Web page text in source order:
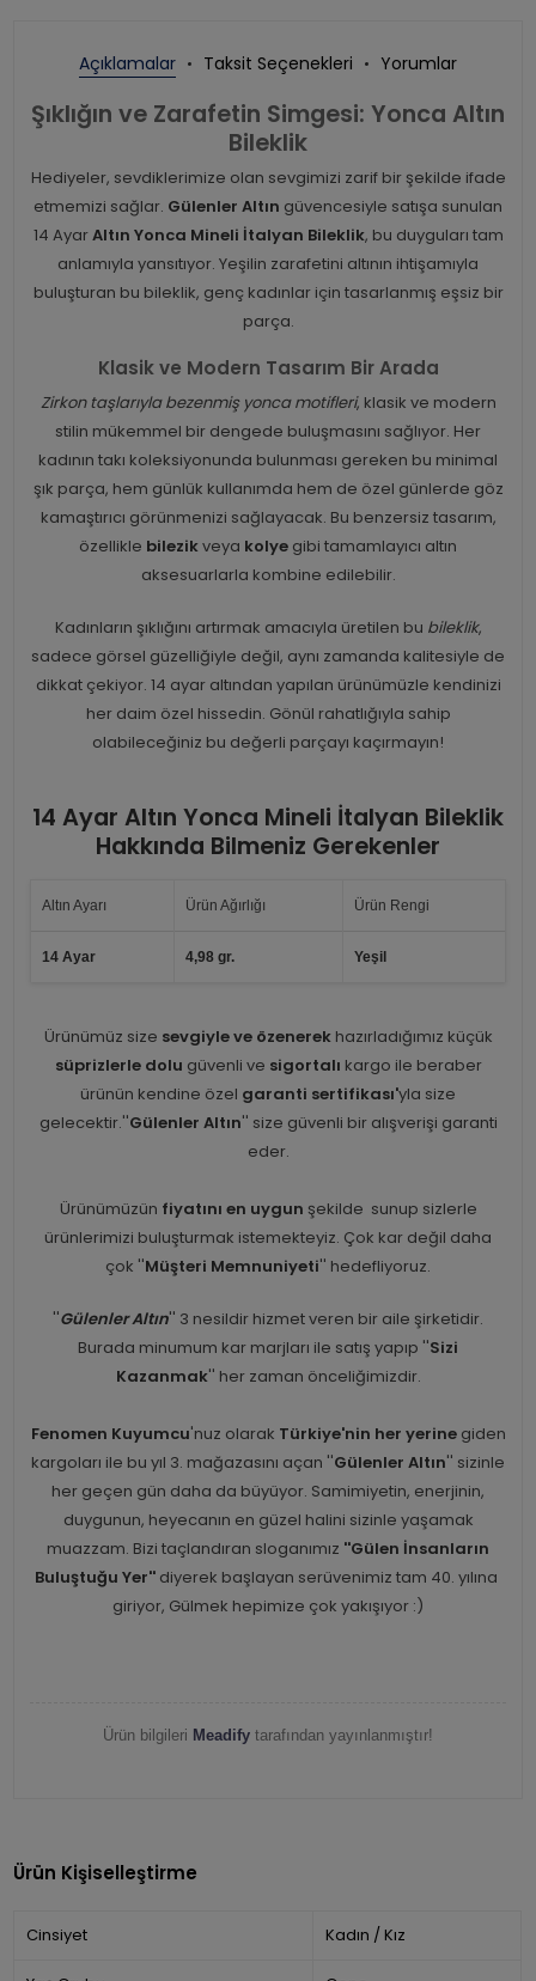
Açıklamalar Taksit Seçenekleri Yorumlar
Şıklığın ve Zarafetin Simgesi: Yonca Altın
Bileklik
Hediyeler, sevdiklerimize olan sevgimizi zarif bir şekilde ifade
etmemizi sağlar. Gülenler Altın güvencesiyle satışa sunulan
14 AyarAltın Yonca Mineli İtalyan Bileklik, bu duyguları tam
anlamıyla yansıtıyor. Yeşilin zarafetini altının ihtişamıyla
buluşturan bu bileklik, genç kadınlar için tasarlanmış eşsiz bir
parça.
Klasik ve Modern Tasarım Bir Arada
Zirkon taşlarıyla bezenmiş yonca motifleri, klasik ve modern
stilin mükemmel bir dengede buluşmasını sağlıyor. Her
kadının takı koleksiyonunda bulunması gereken bu minimal
şık parça, hem günlük kullanımda hem de özel günlerde göz
kamaştırıcı görünmenizi sağlayacak. Bu benzersiz tasarım,
özellikle bilezikveya kolye gibi tamamlayıcı altın
aksesuarlarla kombine edilebilir.
Kadınların şıklığını artırmak amacıyla üretilen bu bileklik,
sadece görsel güzelliğiyle değil, aynı zamanda kalitesiyle de
dikkat çekiyor. 14 ayar altından yapılan ürünümüzle kendinizi
her daim özel hissedin. Gönül rahatlığıyla sahip
olabileceğiniz bu değerli parçayı kaçırmayın!
14 Ayar Altın Yonca Mineli İtalyan Bileklik
Hakkında Bilmeniz Gerekenler
Altın Ayarı Ürün Ağırlığı Ürün Rengi
14 Ayar 4,98 gr. Yeşil
Ürünümüz size sevgiyle ve özenerekhazırladığımız küçük
süprizlerle dolu güvenli ve sigortalı kargo ile beraber
ürünün kendine özel garanti sertifikası'yla size
gelecektir.''Gülenler Altın'' size güvenli bir alışverişi garanti
eder.
Ürünümüzün fiyatını en uygun şekilde sunup sizlerle
ürünlerimizi buluşturmak istemekteyiz. Çok kar değil daha
çok ''Müşteri Memnuniyeti'' hedefliyoruz.
''Gülenler Altın'' 3 nesildir hizmet veren bir aile şirketidir.
Burada minumum kar marjları ile satış yapıp ''Sizi
Kazanmak'' her zaman önceliğimizdir.
Fenomen Kuyumcu'nuz olarak Türkiye'nin her yerinegiden
kargoları ile bu yıl 3. mağazasını açan ''Gülenler Altın'' sizinle
her geçen gün daha da büyüyor. Samimiyetin, enerjinin,
duygunun, heyecanın en güzel halini sizinle yaşamak
muazzam. Bizi taçlandıran sloganımız ''Gülen İnsanların
Buluştuğu Yer'' diyerek başlayan serüvenimiz tam 40. yılına
giriyor, Gülmek hepimize çok yakışıyor :)
Ürün bilgileri Meadify tarafından yayınlanmıştır!
Ürün Kişiselleştirme
Cinsiyet Kadın / Kız